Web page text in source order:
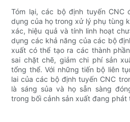
Tóm lại, các bộ định tuyến CNC
dụng của họ trong xử lý phụ tùng
xác, hiệu quả và tính linh hoạt
dụng các khả năng của các bộ
xuất có thể tạo ra các thành
sai chặt chẽ, giảm chi phí sản
tổng thể. Với những tiến bộ liên
lai của các bộ định tuyến CNC
là sáng sủa và họ sẵn sàng
trong bối cảnh sản xuất đang phát